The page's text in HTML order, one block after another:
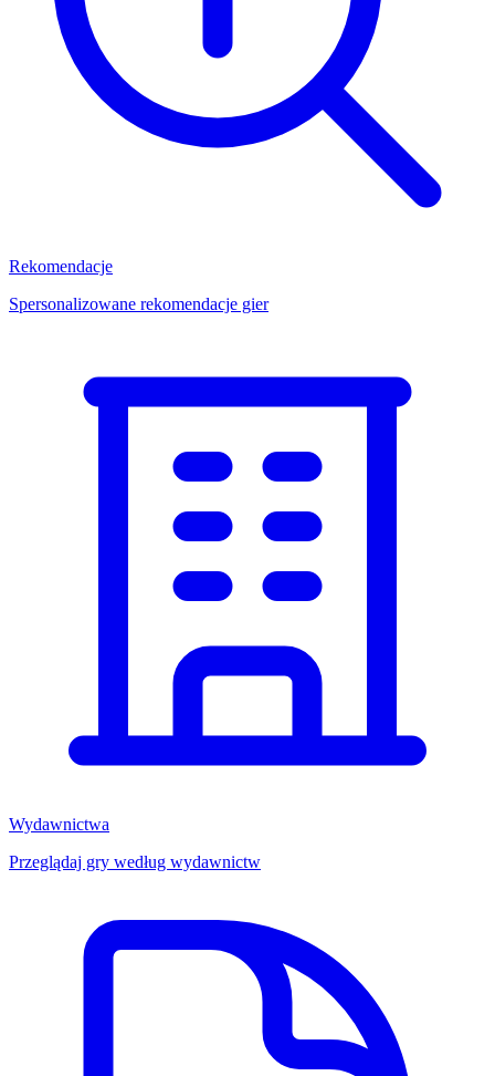
Rekomendacje
Spersonalizowane rekomendacje gier
Wydawnictwa
Przeglądaj gry według wydawnictw